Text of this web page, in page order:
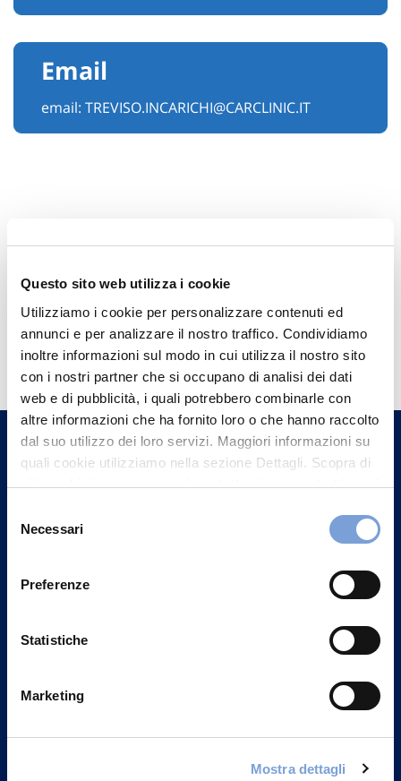
Questo sito web utilizza i cookie
Utilizziamo i cookie per personalizzare contenuti ed
annunci e per analizzare il nostro traffico. Condividiamo
inoltre informazioni sul modo in cui utilizza il nostro sito
con i nostri partner che si occupano di analisi dei dati
web e di pubblicità, i quali potrebbero combinarle con
altre informazioni che ha fornito loro o che hanno raccolto
dal suo utilizzo dei loro servizi. Maggiori informazioni su
quali cookie utilizziamo nella sezione Dettagli. Scopra di
più su chi siamo, come può contattarci e come trattiamo i
può trovare nel footer del sito nella sezione "Informativa
delNecessari
Preferenze
Statistiche
Marketing
Mostra dettagli
Email
email: TREVISO.INCARICHI@CARCLINIC.IT
Hai bisogno di
informazioni?
Trova l'Agenzia più vicina a te e parla con
un nostro Agente.
Contattaci